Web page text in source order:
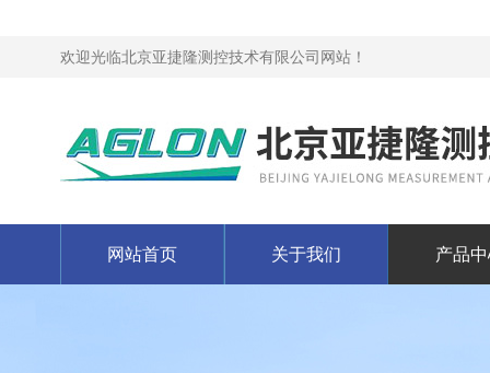
欢迎光临北京亚捷隆测控技术有限公司网站！
网站首页 关于我们 产品